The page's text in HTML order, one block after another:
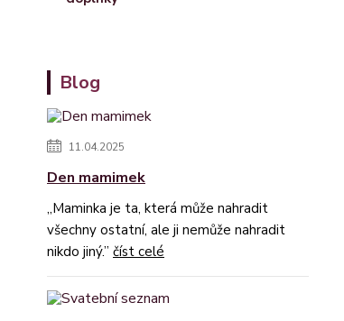
Blog
11.04.2025
Den mamimek
„Maminka je ta, která může nahradit
všechny ostatní, ale ji nemůže nahradit
nikdo jiný.” číst celé